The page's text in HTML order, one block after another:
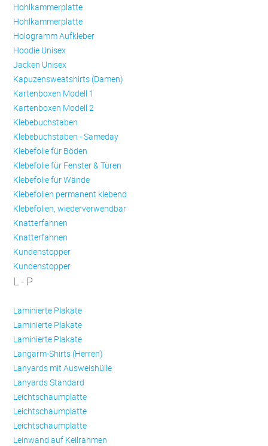
Hohlkammerplatte
Hohlkammerplatte
Hologramm Aufkleber
Hoodie Unisex
Jacken Unisex
Kapuzensweatshirts (Damen)
Kartenboxen Modell 1
Kartenboxen Modell 2
Klebebuchstaben
Klebebuchstaben - Sameday
Klebefolie für Böden
Klebefolie für Fenster & Türen
Klebefolie für Wände
Klebefolien permanent klebend
Klebefolien, wiederverwendbar
Knatterfahnen
Knatterfahnen
Kundenstopper
Kundenstopper
L - P
Laminierte Plakate
Laminierte Plakate
Laminierte Plakate
Langarm-Shirts (Herren)
Lanyards mit Ausweishülle
Lanyards Standard
Leichtschaumplatte
Leichtschaumplatte
Leichtschaumplatte
Leinwand auf Keilrahmen